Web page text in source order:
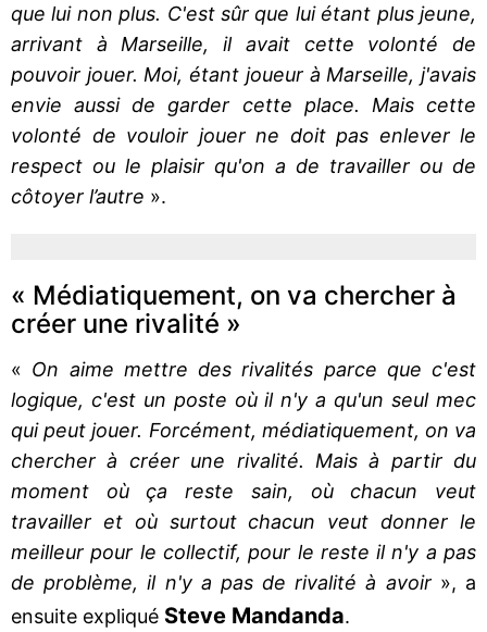
que lui non plus. C'est sûr que lui étant plus jeune,
arrivant à Marseille, il avait cette volonté de
pouvoir jouer. Moi, étant joueur à Marseille, j'avais
envie aussi de garder cette place. Mais cette
volonté de vouloir jouer ne doit pas enlever le
respect ou le plaisir qu'on a de travailler ou de
côtoyer l’autre ».
« Médiatiquement, on va chercher à
créer une rivalité »
« On aime mettre des rivalités parce que c'est
logique, c'est un poste où il n'y a qu'un seul mec
qui peut jouer. Forcément, médiatiquement, on va
chercher à créer une rivalité. Mais à partir du
moment où ça reste sain, où chacun veut
travailler et où surtout chacun veut donner le
meilleur pour le collectif, pour le reste il n'y a pas
de problème, il n'y a pas de rivalité à avoir », a
ensuite expliqué Steve Mandanda.